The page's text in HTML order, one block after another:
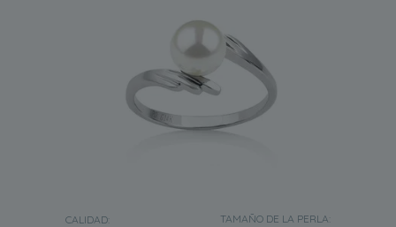
CALIDAD: TAMAÑO DE LA PERLA: